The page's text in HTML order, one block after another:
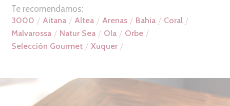
Te recomendamos:
3000 Aitana Altea Arenas Bahia
Coral
Malvarossa
Natur Sea Ola
Orbe
Selección Gourmet
Xuquer